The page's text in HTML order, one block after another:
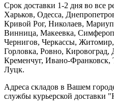
Срок доставки 1-2 дня во все
Харьков, Одесса,
Кривой Рог, Николаев,
Винница, Макеевка,
Чернигов, Черкассы,
Горловка, Ровно,
Кременчуг, Ивано-Франковск,
Луцк.
Адреса складов в Вашем
службы курьерской доставки